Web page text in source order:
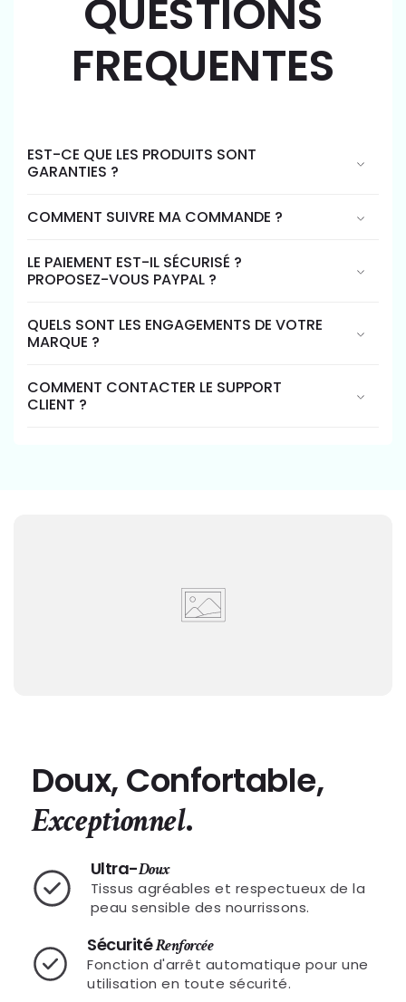
QUESTIONS
FREQUENTES
EST-CE QUE LES PRODUITS SONT
GARANTIES ?
COMMENT SUIVRE MA COMMANDE ?
LE PAIEMENT EST-IL SÉCURISÉ ?
PROPOSEZ-VOUS PAYPAL ?
QUELS SONT LES ENGAGEMENTS DE VOTRE
MARQUE ?
COMMENT CONTACTER LE SUPPORT
CLIENT ?
Doux, Confortable,
Exceptionnel.
Ultra-Doux
Tissus agréables et respectueux de la
peau sensible des nourrissons.
SécuritéRenforcée
Fonction d'arrêt automatique pour une
utilisation en toute sécurité.